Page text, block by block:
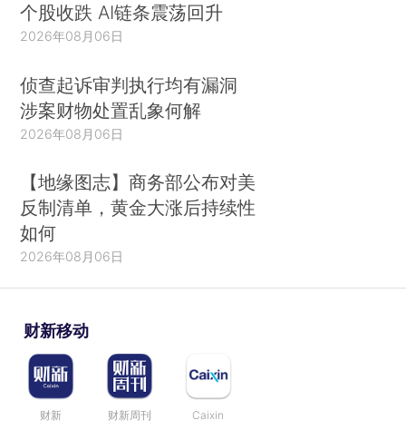
个股收跌 AI链条震荡回升
2026年08月06日
侦查起诉审判执行均有漏洞
涉案财物处置乱象何解
2026年08月06日
【地缘图志】商务部公布对美
反制清单，黄金大涨后持续性
如何
2026年08月06日
财新移动
财新 财新周刊 Caixin